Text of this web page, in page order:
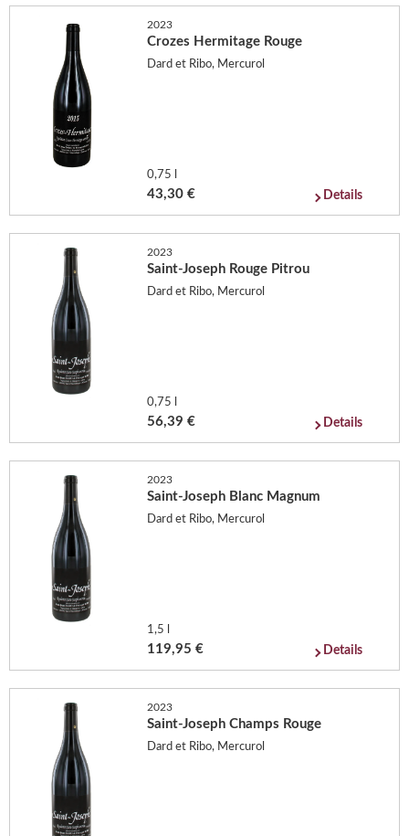
2023
Crozes Hermitage Rouge
Dard et Ribo, Mercurol
0,75 l
43,30 € Details
2023
Saint-Joseph Rouge Pitrou
Dard et Ribo, Mercurol
0,75 l
56,39 € Details
2023
Saint-Joseph Blanc Magnum
Dard et Ribo, Mercurol
1,5 l
119,95 € Details
2023
Saint-Joseph Champs Rouge
Dard et Ribo, Mercurol